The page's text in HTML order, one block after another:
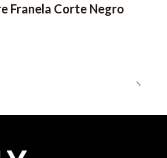
Franela Corte Negro